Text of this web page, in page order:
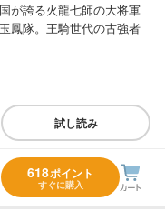
が誇る火龍七師の大将軍
鳳隊。王騎世代の古強者
試し読み
618ポイント
すぐに購入